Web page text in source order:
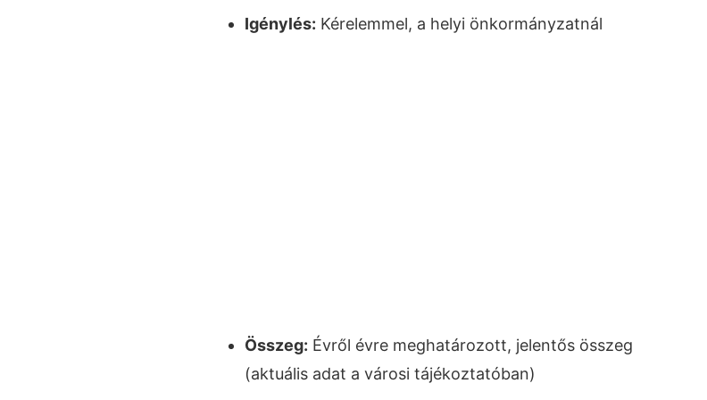
Igénylés: Kérelemmel, a helyi önkormányzatnál
Összeg: Évről évre meghatározott, jelentős összeg
(aktuális adat a városi tájékoztatóban)